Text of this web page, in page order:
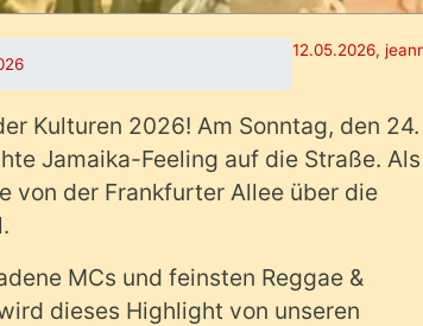
12.05.2026,
Kulturen 2026! Am Sonntag, den 24.
Jamaika-Feeling auf die Straße. Als
von der Frankfurter Allee über die
MCs und feinsten Reggae &
dieses Highlight von unseren